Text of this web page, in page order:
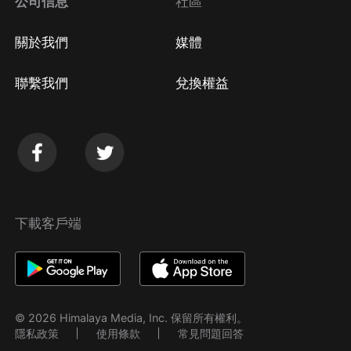
關於我們
聯繫我們
媒體
兌換權益
下載客戶端
© 2026 Himalaya Media, Inc. 保留所有權利。
隱私政策
使用條款 常見問題回答